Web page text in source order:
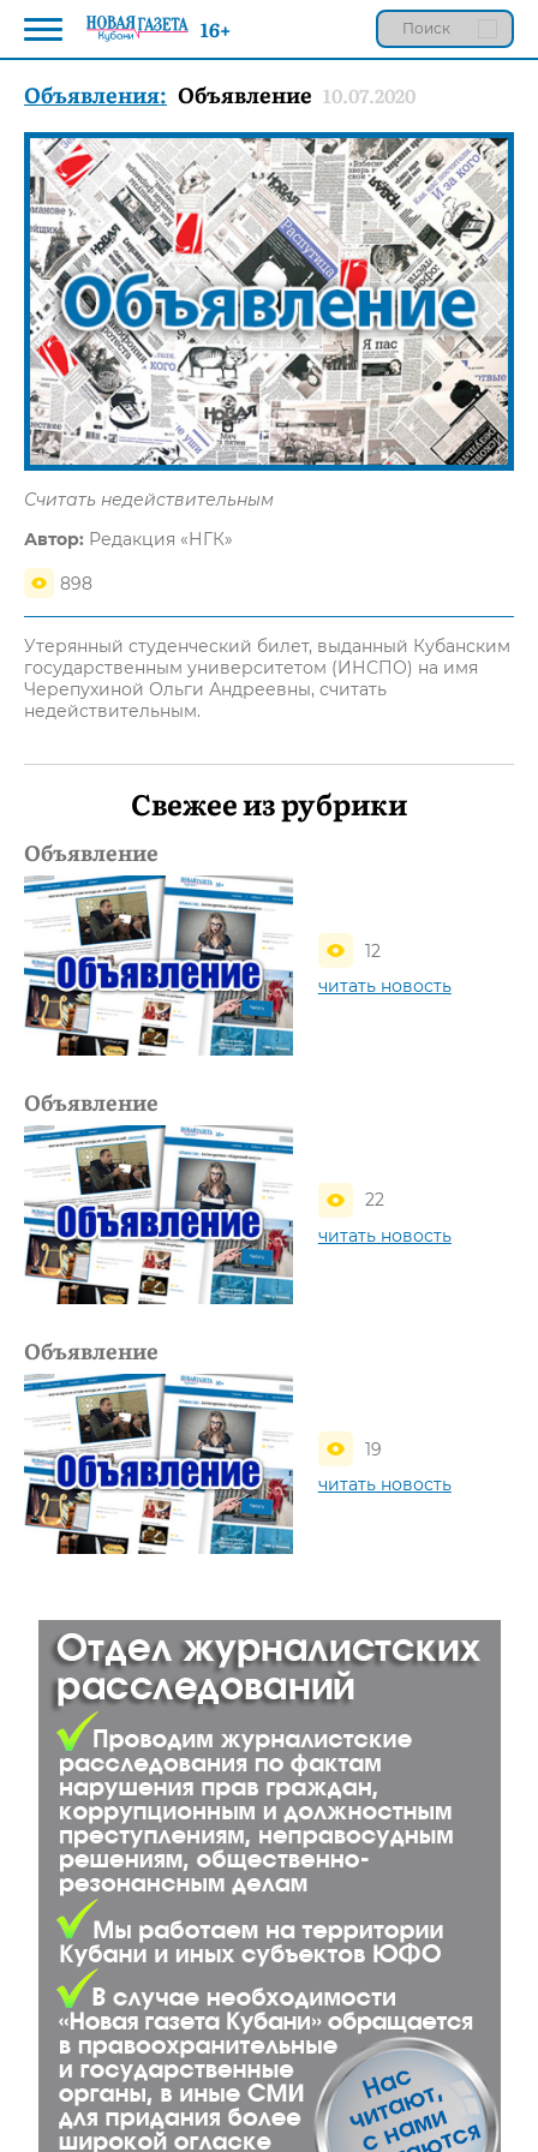
Объявления: Объявление 10.07.2020
Считать недействительным
Автор: Редакция «НГК»
898
Утерянный студенческий билет, выданный Кубанским
государственным университетом (ИНСПО) на имя
Черепухиной Ольги Андреевны, считать
недействительным.
Свежее из рубрики
Объявление
12
читать новость
Объявление
22
читать новость
Объявление
19
читать новость
16+